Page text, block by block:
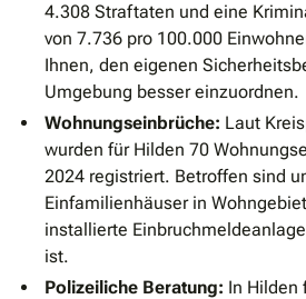
4.308 Straftaten und eine
von 7.736 pro 100.000
Ihnen, den eigenen
Umgebung besser einzuordnen.
Wohnungseinbrüche: Laut
wurden für Hilden 70
2024 registriert. Betroffen sind
Einfamilienhäuser in
installierte
ist.
Polizeiliche Beratung: In Hilden